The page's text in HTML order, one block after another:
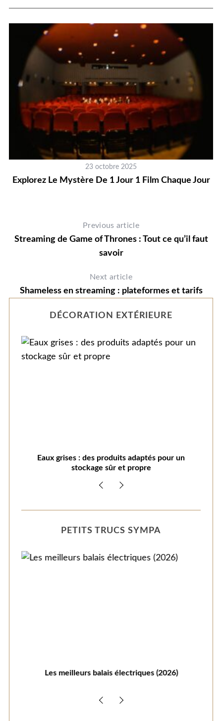
23 octobre 2025
Explorez Le Mystère De 1 Jour 1 Film Chaque Jour
Previous article
Streaming de Game of Thrones : Tout ce qu’il faut
savoir
Next article
Shameless en streaming : plateformes et tarifs
DÉCORATION EXTÉRIEURE
Eaux grises : des produits adaptés pour un
stockage sûr et propre
PETITS TRUCS SYMPA
Les meilleurs balais électriques (2026)